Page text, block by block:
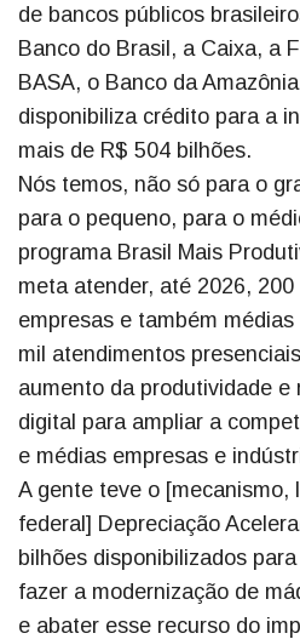
de bancos públicos
Banco do Brasil, a Caixa, a
BASA, o Banco da
disponibiliza crédito para a
mais de R$ 504 bilhões.
Nós temos, não só para o
para o pequeno, para o
programa Brasil Mais
meta atender, até 2026,
empresas e também
mil atendimentos
aumento da produtividade e
digital para ampliar a
e médias empresas e
A gente teve o [mecanismo,
federal] Depreciação
bilhões disponibilizados
fazer a modernização de
e abater esse recurso do